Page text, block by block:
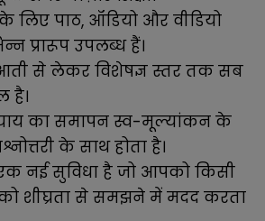
के लिए पाठ, ऑडियो और वीडियो
प्रारूप उपलब्ध हैं।
से लेकर विशेषज्ञ स्तर तक सब
है।
का समापन स्व-मूल्यांकन के
के साथ होता है।
नई सुविधा है जो आपको किसी
शीघ्रता से समझने में मदद करता